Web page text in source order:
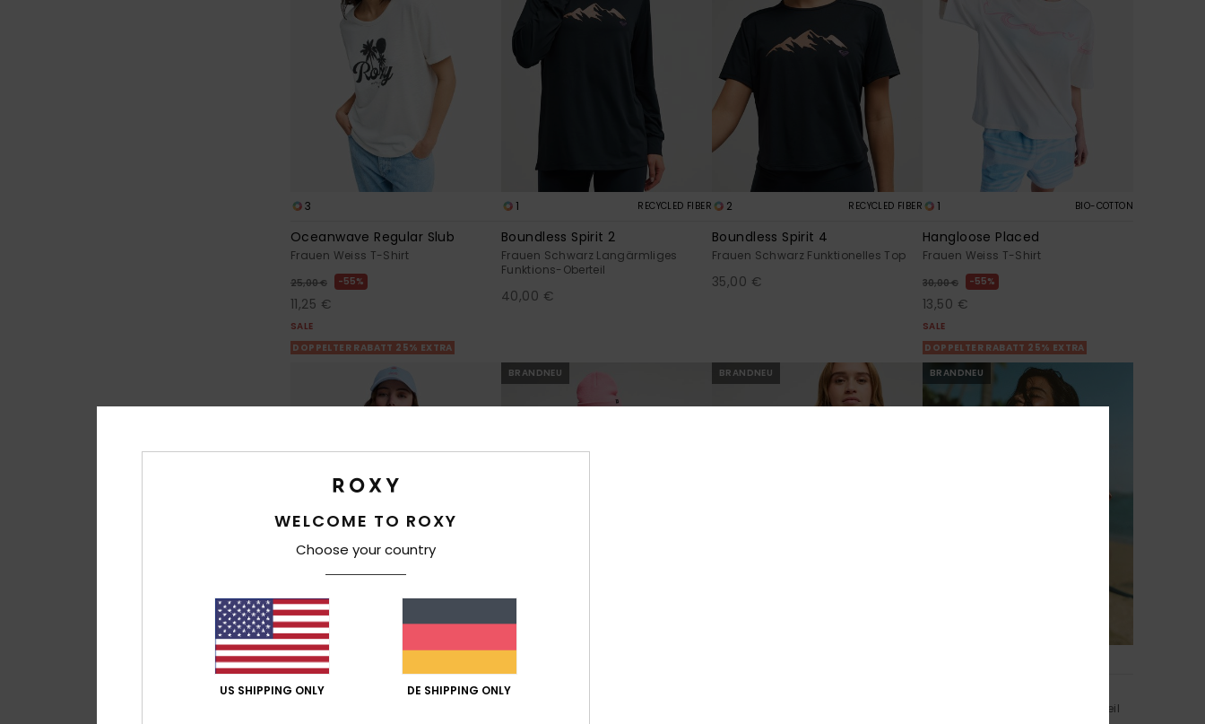
3
Oceanwave Regular Slub
Frauen Weiss T-Shirt
25,00 € 55%
11,25 €
SALE
DOPPELTER RABATT 25% EXTRA
1 RECYCLED FIBER
Boundless Spirit 2
Frauen Schwarz Langärmliges
Funktions-Oberteil
40,00 €
2 RECYCLED FIBER
Boundless Spirit 4
Frauen Schwarz Funktionelles Top
35,00 €
1 BIO-COTTON
Hangloose Placed
Frauen Weiss T-Shirt
30,00 € 55%
13,50 €
SALE
DOPPELTER RABATT 25% EXTRA
5
Oceanwave Regular Emby
BRANDNEU
Oceanregular Poster
BRANDNEU BRANDNEU
Frauen Rosa Kurzärmliges Oberteil
WELCOME TO ROXY
Choose your country
US SHIPPING ONLY DE SHIPPING ONLY